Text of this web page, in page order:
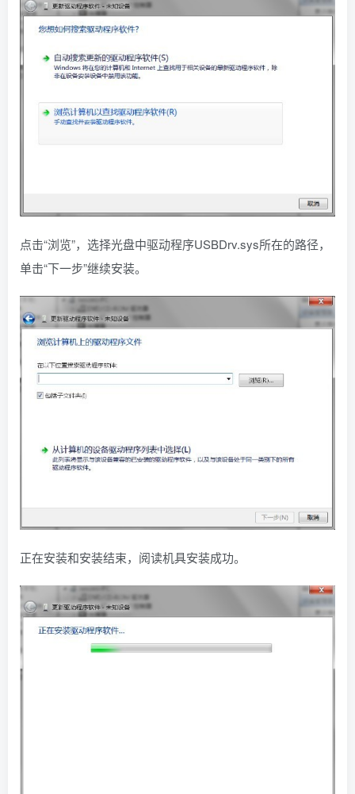
点击“浏览”，选择光盘中驱动程序USBDrv.sys所在的路径，
单击“下一步”继续安装。
正在安装和安装结束，阅读机具安装成功。